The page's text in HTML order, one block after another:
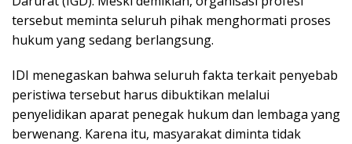
tersebut meminta seluruh pihak menghormati proses
hukum yang sedang berlangsung.
IDI menegaskan bahwa seluruh fakta terkait penyebab
peristiwa tersebut harus dibuktikan melalui
penyelidikan aparat penegak hukum dan lembaga yang
berwenang. Karena itu, masyarakat diminta tidak